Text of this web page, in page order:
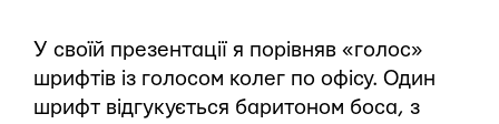
У своїй презентації я порівняв «голос»
шрифтів із голосом колег по офісу. Один
шрифт відгукується баритоном боса, з